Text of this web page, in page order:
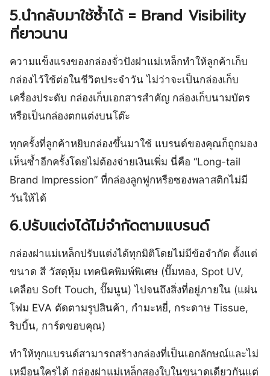
5.นำกลับมาใช้ซ้ำได้ = Brand Visibility
ที่ยาวนาน
ความแข็งแรงของกล่องจั่วปังฝาแม่เหล็กทำให้ลูกค้าเก็บ
กล่องไว้ใช้ต่อในชีวิตประจำวัน ไม่ว่าจะเป็นกล่องเก็บ
เครื่องประดับ กล่องเก็บเอกสารสำคัญ กล่องเก็บนามบัตร
หรือเป็นกล่องตกแต่งบนโต๊ะ
ทุกครั้งที่ลูกค้าหยิบกล่องขึ้นมาใช้ แบรนด์ของคุณก็ถูกมอง
เห็นซ้ำอีกครั้งโดยไม่ต้องจ่ายเงินเพิ่ม นี่คือ “Long-tail
Brand Impression” ที่กล่องลูกฟูกหรือซองพลาสติกไม่มี
วันให้ได้
6.ปรับแต่งได้ไม่จำกัดตามแบรนด์
กล่องฝาแม่เหล็กปรับแต่งได้ทุกมิติโดยไม่มีข้อจำกัด ตั้งแต่
ขนาด สี วัสดุหุ้ม เทคนิคพิมพ์พิเศษ (ปั๊มทอง, Spot UV,
เคลือบ Soft Touch, ปั๊มนูน) ไปจนถึงสิ่งที่อยู่ภายใน (แผ่น
โฟม EVA ตัดตามรูปสินค้า, กำมะหยี่, กระดาษ Tissue,
ริบบิ้น, การ์ดขอบคุณ)
ทำให้ทุกแบรนด์สามารถสร้างกล่องที่เป็นเอกลักษณ์และไม่
เหมือนใครได้ กล่องฝาแม่เหล็กสองใบในขนาดเดียวกันแต่